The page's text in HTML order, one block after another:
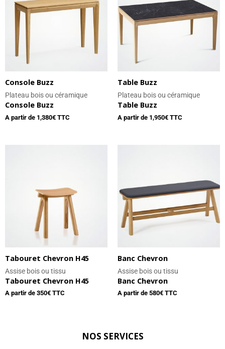
Console Buzz
Plateau bois ou céramique
Console Buzz
A partir de 1,380€ TTC
Table Buzz
Plateau bois ou céramique
Table Buzz
A partir de 1,950€ TTC
Tabouret Chevron H45
Assise bois ou tissu
Tabouret Chevron H45
A partir de 350€ TTC
Banc Chevron
Assise bois ou tissu
Banc Chevron
A partir de 580€ TTC
NOS SERVICES